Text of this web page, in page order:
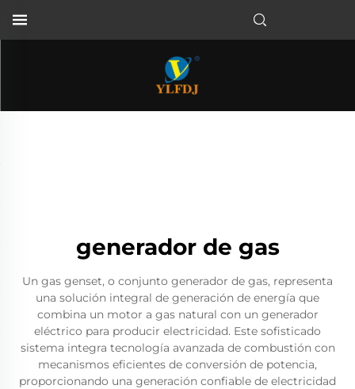
generador de gas
Un gas genset, o conjunto generador de gas, representa
una solución integral de generación de energía que
combina un motor a gas natural con un generador
eléctrico para producir electricidad. Este sofisticado
sistema integra tecnología avanzada de combustión con
mecanismos eficientes de conversión de potencia,
proporcionando una generación confiable de electricidad